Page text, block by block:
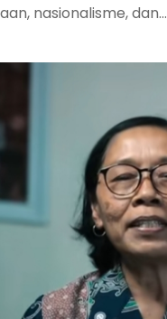
nasionalisme, dan…